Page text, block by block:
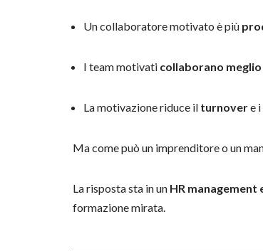
Un collaboratore motivato è più
I team motivati collaborano meglio
La motivazione riduce il turnovere
Ma come può un imprenditore o un
La risposta sta in un HR management
formazione mirata.